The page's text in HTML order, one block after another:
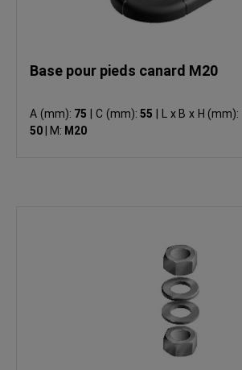
Base pour pieds canard M20
A (mm): 75 C (mm):55 L x B x H (mm):
50
M: M20